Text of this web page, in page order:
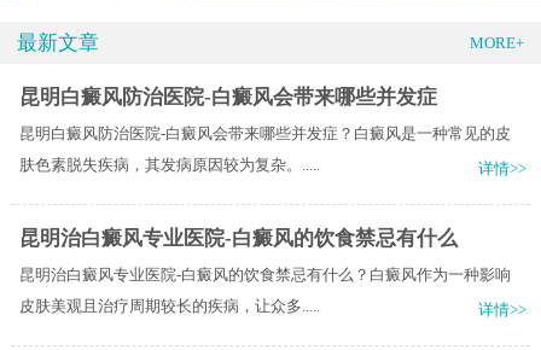
最新文章 MORE+
昆明白癜风防治医院-白癜风会带来哪些并发症
昆明白癜风防治医院-白癜风会带来哪些并发症？白癜风是一种常见的皮
肤色素脱失疾病，其发病原因较为复杂。.....
详情>>
昆明治白癜风专业医院-白癜风的饮食禁忌有什么
昆明治白癜风专业医院-白癜风的饮食禁忌有什么？白癜风作为一种影响
皮肤美观且治疗周期较长的疾病，让众多.....
详情>>